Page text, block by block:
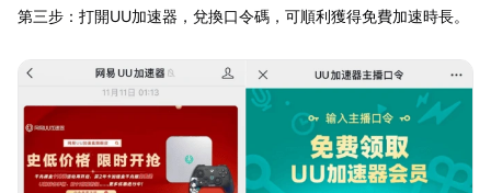
第三步：打開UU加速器，兌換口令碼，可順利獲得免費加速時長。